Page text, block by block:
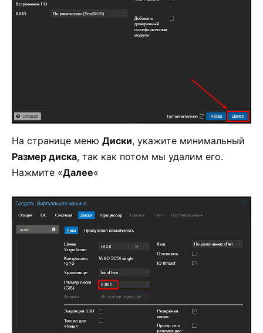
На странице меню Диски, укажите минимальный
Размер диска, так как потом мы удалим его.
Нажмите «Далее«